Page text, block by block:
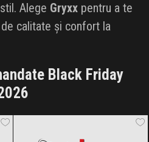
Alege Gryxx pentru a te
calitate și confort la
Black Friday